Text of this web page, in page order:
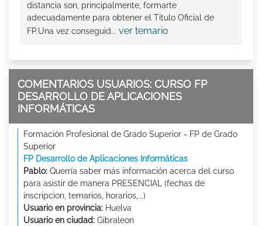
distancia son, principalmente, formarte
adecuadamente para obtener el Titulo Oficial de
FP.Una vez conseguid... ver temario
COMENTARIOS USUARIOS: CURSO FP
DESARROLLO DE APLICACIONES
INFORMÁTICAS
Formación Profesional de Grado Superior - FP de Grado
Superior
FP Desarrollo de Aplicaciones Informáticas
Pablo: Querría saber más información acerca del curso
para asistir de manera PRESENCIAL (fechas de
inscripcion, temarios, horarios,...)
Usuario en provincia: Huelva
Usuario en ciudad: Gibraleon